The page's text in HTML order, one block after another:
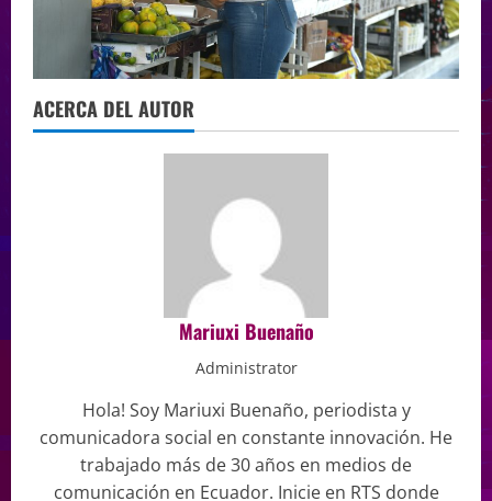
ACERCA DEL AUTOR
Mariuxi Buenaño
Administrator
Hola! Soy Mariuxi Buenaño, periodista y
comunicadora social en constante innovación. He
trabajado más de 30 años en medios de
comunicación en Ecuador. Inicie en RTS donde